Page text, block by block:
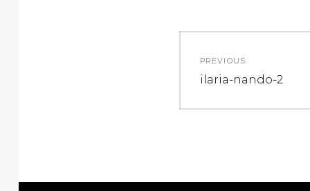
articoli
PREVIOUS
Previous
ilaria-nando-2